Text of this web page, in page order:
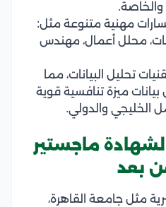
مهنية متنوعة مثل:
محلل أعمال، مهندس
تحليل البيانات، مما
ميزة تنافسية قوية
الخليجي والدولي.
لشهادة ماجستير
بعد
مثل جامعة القاهرة،